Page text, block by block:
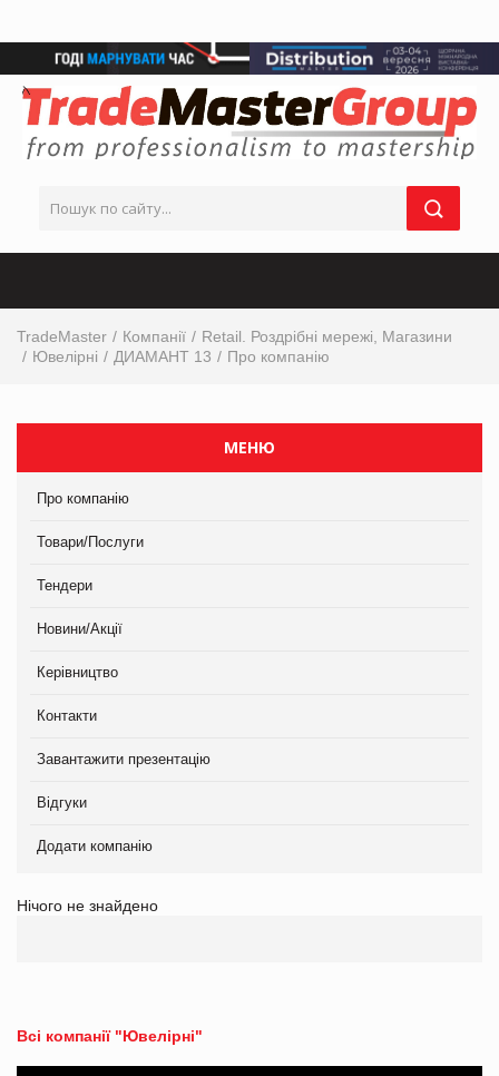
TradeMaster Компанії
Retail. Роздрібні мережі, Магазини
Ювелірні
ДИАМАНТ 13 Про компанію
МЕНЮ
Про компанію
Товари/Послуги
Тендери
Новини/Акції
Керівництво
Контакти
Завантажити презентацію
Відгуки
Додати компанію
Нічого не знайдено
Всі компанії "Ювелірні"